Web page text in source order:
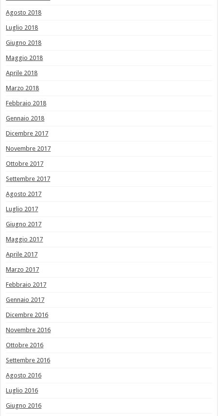
Agosto 2018
Luglio 2018
Giugno 2018
Maggio 2018
Aprile 2018
Marzo 2018
Febbraio 2018
Gennaio 2018
Dicembre 2017
Novembre 2017
Ottobre 2017
Settembre 2017
Agosto 2017
Luglio 2017
Giugno 2017
Maggio 2017
Aprile 2017
Marzo 2017
Febbraio 2017
Gennaio 2017
Dicembre 2016
Novembre 2016
Ottobre 2016
Settembre 2016
Agosto 2016
Luglio 2016
Giugno 2016